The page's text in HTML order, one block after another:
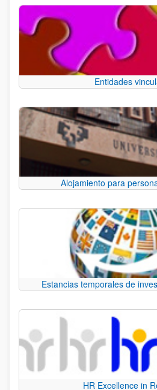
Entidades
Alojamiento para
Estancias temporales de
HR Excellence in